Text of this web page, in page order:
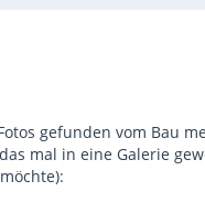
gefunden vom Bau
mal in eine Galerie